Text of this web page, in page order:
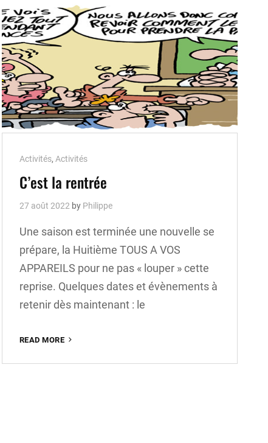
Cat
Links
Activités, Activités
C’est la rentrée
27 août 2022 by Philippe
Une saison est terminée une nouvelle se
prépare, la Huitième TOUS A VOS
APPAREILS pour ne pas « louper » cette
reprise. Quelques dates et évènements à
retenir dès maintenant : le
READ MORE
RENTRÉE